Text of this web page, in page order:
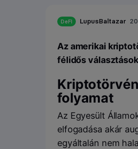
DeFI LupusBaltazar
Az amerikai
félidős
folyamat
Az Egyesült
elfogadása akár
egyáltalán nem